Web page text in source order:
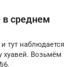
в среднем
тут наблюдается
хуавей. Возьмём